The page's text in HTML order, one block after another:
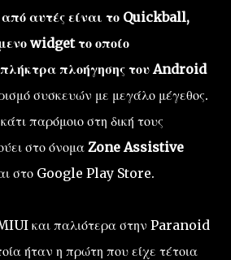
αυτές είναι το Quickball,
widget το οποίο
πλοήγησης του Android
συσκευών με μεγάλο μέγεθος.
παρόμοιο στη δική τους
στο όνομα Zone Assistive
στο Google Play Store.
και παλιότερα στην Paranoid
ήταν η πρώτη που είχε τέτοια